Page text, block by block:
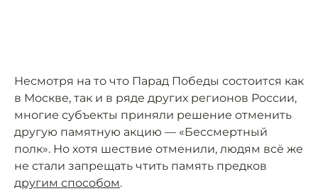
Несмотря на то что Парад Победы состоится как
в Москве, так и в ряде других регионов России,
многие субъекты приняли решение отменить
другую памятную акцию — «Бессмертный
полк». Но хотя шествие отменили, людям всё же
не стали запрещать чтить память предков
другим способом.